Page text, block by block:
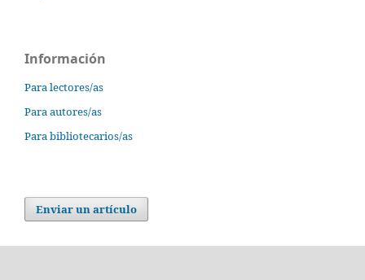
Información
Para lectores/as
Para autores/as
Para bibliotecarios/as
Enviar un artículo